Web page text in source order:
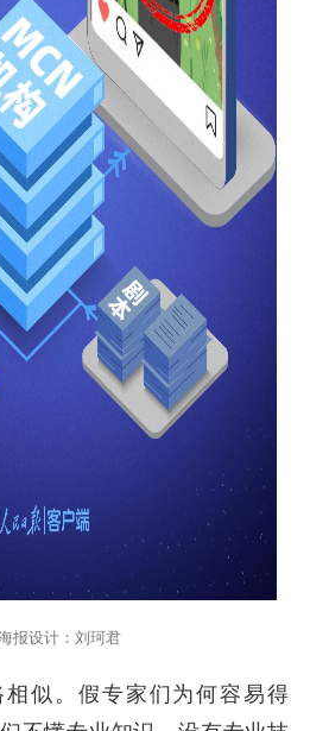
报设计：刘珂君
似。假专家们为何容易得